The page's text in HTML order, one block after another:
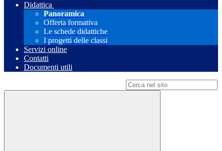
Didattica
Panoramica
Offerta formativa
Le schede didattiche
I progetti delle classi
Servizi online
Contatti
Documenti utili